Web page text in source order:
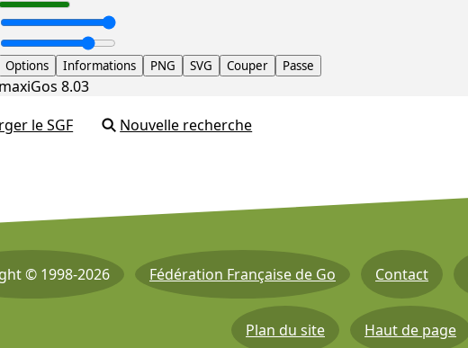
Options Informations PNG SVG Couper Passe
maxiGos 8.03
le SGF
Nouvelle recherche
© 1998-2026 Fédération Française de Go Contact
Plan du site Haut de page